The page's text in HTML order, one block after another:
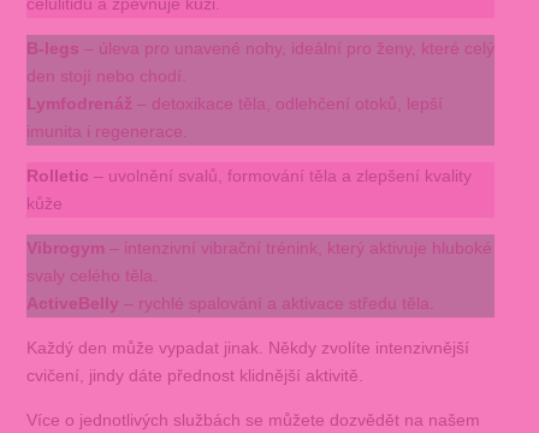
B-legs – úleva pro unavené nohy, ideální pro ženy, které celý
den stojí nebo chodí.
Lymfodrenáž – detoxikace těla, odlehčení otoků, lepší
imunita i regenerace.
Rolletic – uvolnění svalů, formování těla a zlepšení kvality
kůže
Vibrogym – intenzivní vibrační trénink, který aktivuje hluboké
svaly celého těla.
ActiveBelly – rychlé spalování a aktivace středu těla.
Každý den může vypadat jinak. Někdy zvolíte intenzivnější
cvičení, jindy dáte přednost klidnější aktivitě.
Více o jednotlivých službách se můžete dozvědět na našem